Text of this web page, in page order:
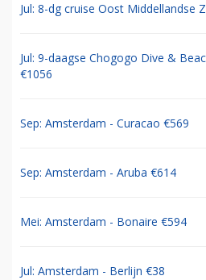
Jul: 8-dg cruise Oost Middellandse
Jul: 9-daagse Chogogo Dive &
€1056
Sep: Amsterdam - Curacao €569
Sep: Amsterdam - Aruba €614
Mei: Amsterdam - Bonaire €594
Jul: Amsterdam - Berlijn €38